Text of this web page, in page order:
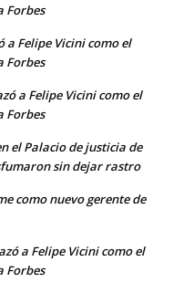
Forbes
a Felipe Vicini como el
Forbes
a Felipe Vicini como el
Forbes
el Palacio de justicia de
sin dejar rastro
como nuevo gerente de
a Felipe Vicini como el
Forbes